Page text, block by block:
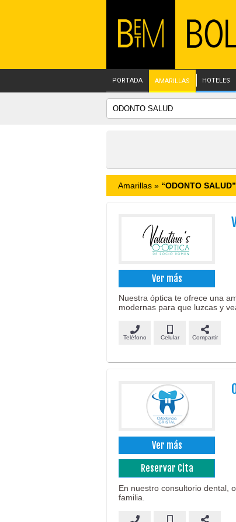
PORTADA AMARILLAS HOTELES
Amarillas » “ODONTO SALUD”
Ver más
Nuestra óptica te ofrece una
modernas para que luzcas y
Teléfono Celular Compartir
Ver más
Reservar Cita
En nuestro consultorio dental,
familia.